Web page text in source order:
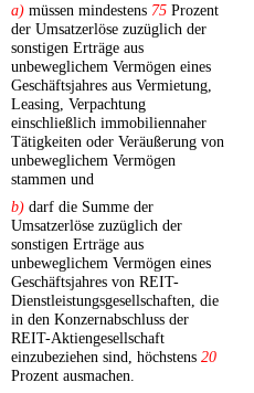
a) müssen mindestens 75 Prozent
der Umsatzerlöse zuzüglich der
sonstigen Erträge aus
unbeweglichem Vermögen eines
Geschäftsjahres aus Vermietung,
Leasing, Verpachtung
einschließlich immobiliennaher
Tätigkeiten oder Veräußerung von
unbeweglichem Vermögen
stammen und
b) darf die Summe der
Umsatzerlöse zuzüglich der
sonstigen Erträge aus
unbeweglichem Vermögen eines
Geschäftsjahres von REIT-
Dienstleistungsgesellschaften, die
in den Konzernabschluss der
REIT-Aktiengesellschaft
einzubeziehen sind, höchstens 20
Prozent ausmachen.